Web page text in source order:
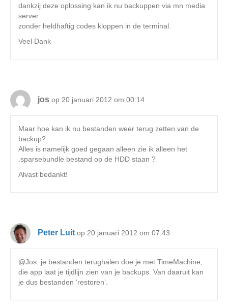
dankzij deze oplossing kan ik nu backuppen via mn media
server
zonder heldhaftig codes kloppen in de terminal.
Veel Dank
jos op 20 januari 2012 om 00:14
Maar hoe kan ik nu bestanden weer terug zetten van de
backup?
Alles is namelijk goed gegaan alleen zie ik alleen het
.sparsebundle bestand op de HDD staan ?
Alvast bedankt!
Peter Luit op 20 januari 2012 om 07:43
@Jos: je bestanden terughalen doe je met TimeMachine,
die app laat je tijdlijn zien van je backups. Van daaruit kan
je dus bestanden ‘restoren’.